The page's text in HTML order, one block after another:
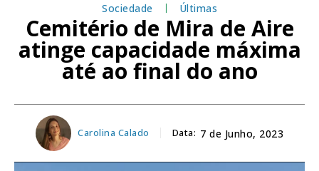
Sociedade Últimas
Cemitério de Mira de Aire
atinge capacidade máxima
até ao final do ano
Carolina Calado Data: 7 de Junho, 2023